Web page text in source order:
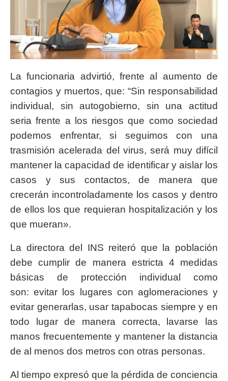
La funcionaria advirtió, frente al aumento de
contagios y muertos, que: “Sin responsabilidad
individual, sin autogobierno, sin una actitud
seria frente a los riesgos que como sociedad
podemos enfrentar, si seguimos con una
trasmisión acelerada del virus, será muy difícil
mantener la capacidad de identificar y aislar los
casos y sus contactos, de manera que
crecerán incontroladamente los casos y dentro
de ellos los que requieran hospitalización y los
que mueran».
La directora del INS reiteró que la población
debe cumplir de manera estricta 4 medidas
básicas de protección individual como
son: evitar los lugares con aglomeraciones y
evitar generarlas, usar tapabocas siempre y en
todo lugar de manera correcta, lavarse las
manos frecuentemente y mantener la distancia
de al menos dos metros con otras personas.
Al tiempo expresó que la pérdida de conciencia